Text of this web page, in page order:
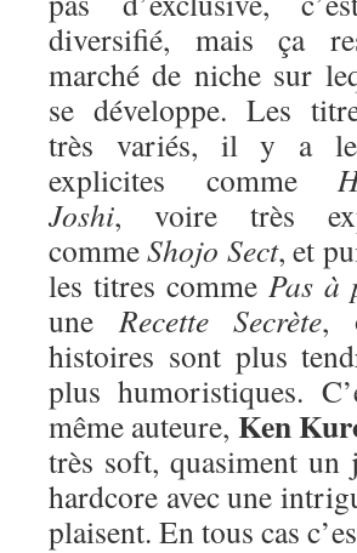
diversifié, mais ça
marché de niche sur
se développe. Les
très variés, il y a
explicites comme
Joshi, voire très
commeShojo Sect, et
les titres comme Pas à
uneRecette Secrète,
histoires sont plus
plus humoristiques.
même auteure, Ken
très soft, quasiment un
hardcore avec une
plaisent. En tous cas